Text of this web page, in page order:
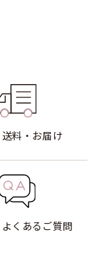
料・お届け
くあるご質問